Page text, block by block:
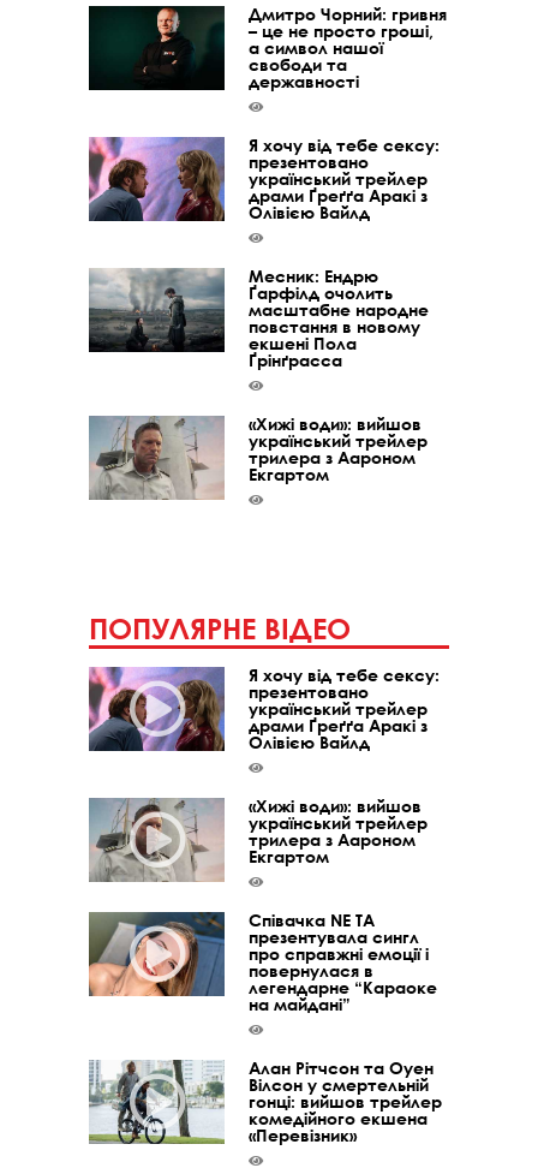
Дмитро Чорний: гривня
– це не просто гроші,
а символ нашої
свободи та
державності
Я хочу від тебе сексу:
презентовано
український трейлер
драми Ґреґґа Аракі з
Олівією Вайлд
Месник: Ендрю
Ґарфілд очолить
масштабне народне
повстання в новому
екшені Пола
Ґрінґрасса
«Хижі води»: вийшов
український трейлер
трилера з Аароном
Екгартом
ПОПУЛЯРНЕ ВІДЕО
Я хочу від тебе сексу:
презентовано
український трейлер
драми Ґреґґа Аракі з
Олівією Вайлд
«Хижі води»: вийшов
український трейлер
трилера з Аароном
Екгартом
Співачка NE TA
презентувала сингл
про справжні емоції і
повернулася в
легендарне “Караоке
на майдані”
Алан Рітчсон та Оуен
Вілсон у смертельній
гонці: вийшов трейлер
комедійного екшена
«Перевізник»